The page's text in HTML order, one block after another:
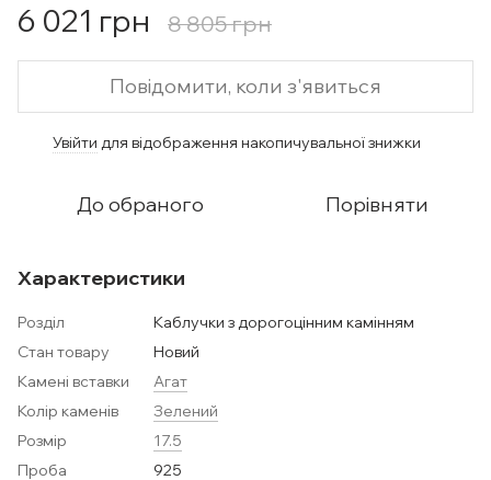
6 021 грн 8 805 грн
Повідомити, коли з'явиться
Увійти для відображення накопичувальної знижки
До обраного Порівняти
Характеристики
Розділ
Каблучки з дорогоцінним камінням
Стан товару
Новий
Камені вставки
Агат
Колір каменів
Зелений
Розмір
17.5
Проба
925